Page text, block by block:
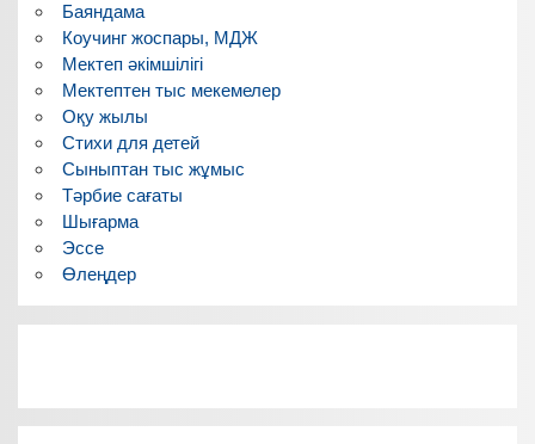
Баяндама
Коучинг жоспары, МДЖ
Мектеп әкімшілігі
Мектептен тыс мекемелер
Оқу жылы
Стихи для детей
Сыныптан тыс жұмыс
Тәрбие сағаты
Шығарма
Эссе
Өлеңдер